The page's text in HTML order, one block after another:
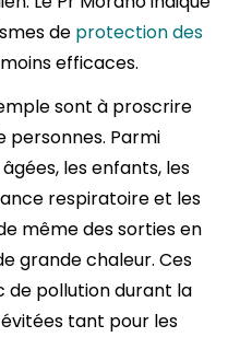
de protection des
efficaces.
sont à proscrire
personnes. Parmi
les enfants, les
respiratoire et les
même des sorties en
grande chaleur. Ces
de pollution durant la
tant pour les